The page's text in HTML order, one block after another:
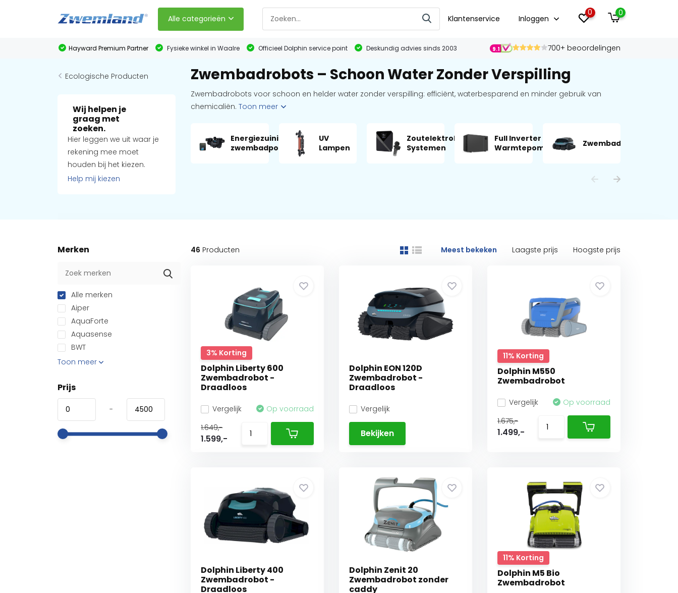
Alle categorieën Klantenservice Inloggen
0 0
Hayward Premium Partner Fysieke winkel in Waalre Officieel Dolphin service point Deskundig advies sinds 2003 9.1 700+ beoordelingen
Ecologische Producten
Wij helpen je
graag met
zoeken.
Hier leggen we uit waar je
rekening mee moet
houden bij het kiezen.
Help mij kiezen
Zwembadrobots – Schoon Water Zonder Verspilling
Zwembadrobots voor schoon en helder water zonder verspilling: efficiënt, waterbesparend en minder gebruik van
chemicaliën.Toon meer
Energiezuinige
zwembadpompen
UV
Lampen
Zoutelektrolyse
Systemen
Full Inverter
Warmtepompen
Zwembadrobots
Merken
Alle merken
Aiper
AquaForte
Aquasense
BWT
Toon meer
Prijs
-
46 Producten Meest bekeken Laagste prijs Hoogste prijs
3% Korting
Dolphin Liberty 600
Zwembadrobot -
Draadloos
Vergelijk
Op voorraad
1.649,-
1.599,-
Dolphin EON 120D
Zwembadrobot -
Draadloos
Vergelijk
Bekijken
11% Korting
Dolphin M550
Zwembadrobot
Vergelijk
Op voorraad
1.675,-
1.499,-
Dolphin Liberty 400
Zwembadrobot -
Draadloos
Dolphin Zenit 20
Zwembadrobot zonder
caddy
11% Korting
Dolphin M5 Bio
Zwembadrobot